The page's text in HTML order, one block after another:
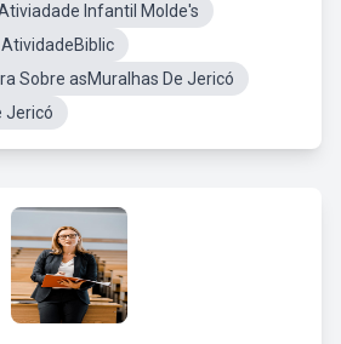
Infantil Molde's
Sobre asMuralhas De Jericó
Jericó